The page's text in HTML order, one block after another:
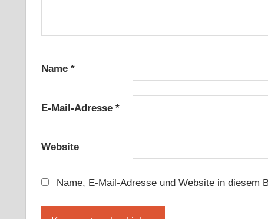
Name *
E-Mail-Adresse *
Website
Name, E-Mail-Adresse und Website in diesem